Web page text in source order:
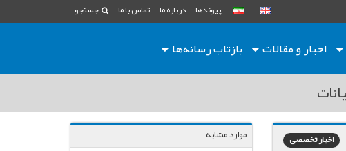
پیوندها درباره ما تماس با ما جستجو
اخبار و مقالات بازتاب رسانه‌ها
اخبار تخصصی
موارد مشابه